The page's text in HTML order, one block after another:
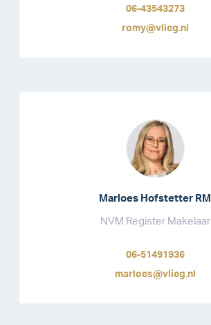
06-43543273
romy@vlieg.nl
Marloes Hofstetter RM
NVM Register Makelaar
06-51491936
marloes@vlieg.nl